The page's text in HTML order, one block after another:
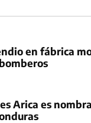
en fábrica
Arica es